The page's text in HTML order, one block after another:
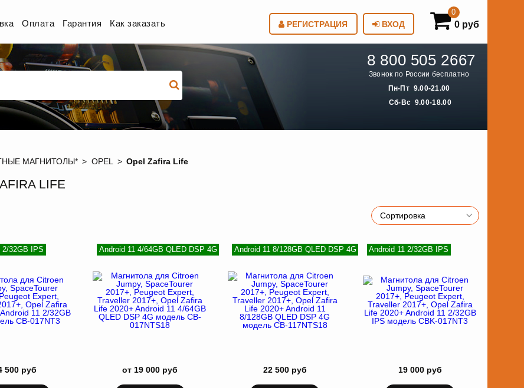
Оплата Гарантия Как заказать РЕГИСТРАЦИЯ ВХОД
0
0 руб
8 800 505 2667
Звонок по России бесплатно
Пн-Пт 9.00-21.00
Сб-Вс 9.00-18.00
МАГНИТОЛЫ* OPEL Opel Zafira Life
LIFE
2/32GB IPS
500 руб
Android 11 4/64GB QLED DSP 4G
от 19 000 руб
Android 11 8/128GB QLED DSP 4G
22 500 руб
Android 11 2/32GB IPS
19 000 руб